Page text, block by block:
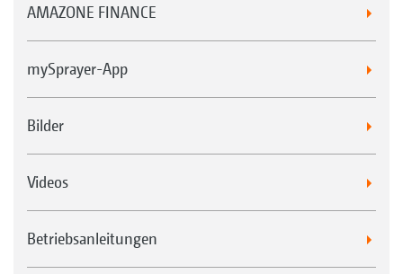
AMAZONE FINANCE
mySprayer-App
Bilder
Videos
Betriebsanleitungen